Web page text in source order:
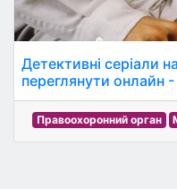
Детективні серіали
переглянути онлайн -
Правоохоронний орган